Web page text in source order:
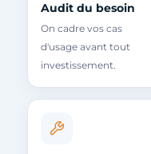
Audit du besoin
On cadre vos cas
d'usage avant tout
investissement.